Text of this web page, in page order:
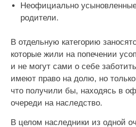
Неофициально
родители.
В отдельную категорию
которые жили на попечении
и не могут сами о себе
имеют право на долю, но
что получили бы, находясь в
очереди на наследство.
В целом наследники из одной